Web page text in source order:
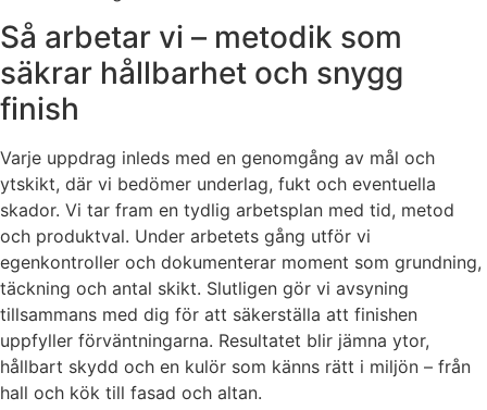
Så arbetar vi – metodik som
säkrar hållbarhet och snygg
finish
Varje uppdrag inleds med en genomgång av mål och
ytskikt, där vi bedömer underlag, fukt och eventuella
skador. Vi tar fram en tydlig arbetsplan med tid, metod
och produktval. Under arbetets gång utför vi
egenkontroller och dokumenterar moment som grundning,
täckning och antal skikt. Slutligen gör vi avsyning
tillsammans med dig för att säkerställa att finishen
uppfyller förväntningarna. Resultatet blir jämna ytor,
hållbart skydd och en kulör som känns rätt i miljön – från
hall och kök till fasad och altan.